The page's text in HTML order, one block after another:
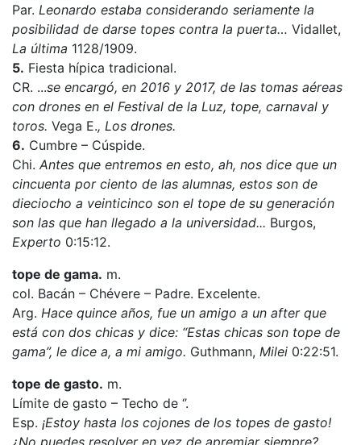
Par. Leonardo estaba considerando seriamente la
posibilidad de darse topes contra la puerta… Vidallet,
La última 1128/1909.
5. Fiesta hípica tradicional.
CR. ...se encargó, en 2016 y 2017, de las tomas aéreas
con drones en el Festival de la Luz, tope, carnaval y
toros. Vega E., Los drones.
6. Cumbre – Cúspide.
Chi. Antes que entremos en esto, ah, nos dice que un
cincuenta por ciento de las alumnas, estos son de
dieciocho a veinticinco son el tope de su generación
son las que han llegado a la universidad... Burgos,
Experto 0:15:12.
tope de gama. m.
col. Bacán – Chévere – Padre. Excelente.
Arg. Hace quince años, fue un amigo a un after que
está con dos chicas y dice: “Estas chicas son tope de
gama”, le dice a, a mi amigo. Guthmann, Milei 0:22:51.
tope de gasto. m.
Límite de gasto – Techo de ‘’.
Esp. ¡Estoy hasta los cojones de los topes de gasto!
¿No puedes resolver en vez de apremiar siempre?